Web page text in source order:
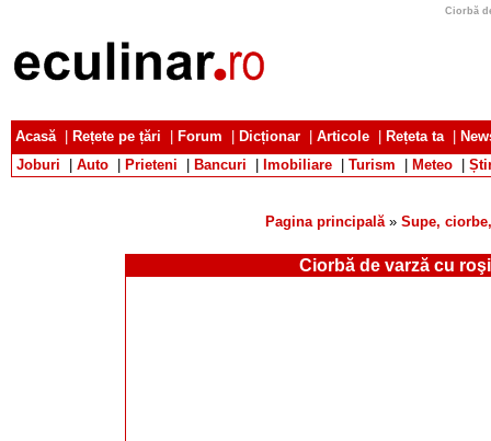
Ciorbă
Acasă| Rețete pe țări Forum Dicționar Articole Rețeta ta|
Joburi
Auto Prieteni Bancuri Imobiliare Turism Meteo
Pagina principală» Supe,
Ciorbă de varză cu